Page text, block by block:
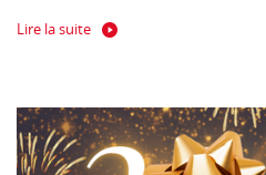
Lire la suite